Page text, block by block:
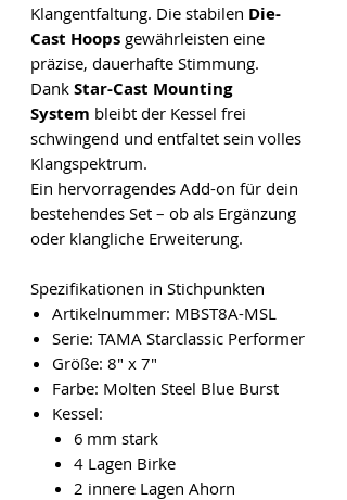
Klangentfaltung. Die stabilen Die-
Cast Hoops gewährleisten eine
präzise, dauerhafte Stimmung.
Dank Star-Cast Mounting
System bleibt der Kessel frei
schwingend und entfaltet sein volles
Klangspektrum.
Ein hervorragendes Add-on für dein
bestehendes Set – ob als Ergänzung
oder klangliche Erweiterung.
Spezifikationen in Stichpunkten
Artikelnummer: MBST8A-MSL
Serie: TAMA Starclassic Performer
Größe: 8" x 7"
Farbe: Molten Steel Blue Burst
Kessel:
6 mm stark
4 Lagen Birke
2 innere Lagen Ahorn